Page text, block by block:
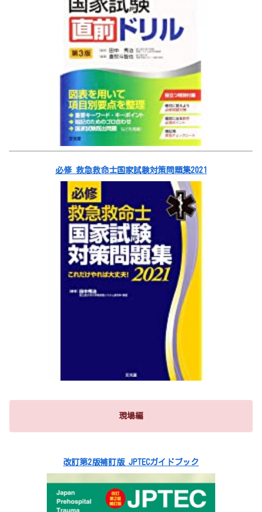
必修 救急救命士国家試験対策問題集2021
現場編
改訂第2版補訂版 JPTECガイドブック